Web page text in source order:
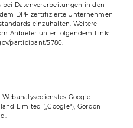
Datenverarbeitungen in den
DPF zertifizierte Unternehmen
einzuhalten. Weitere
Anbieter unter folgendem Link:
participant/5780.
Google
Limited („Google“), Gordon